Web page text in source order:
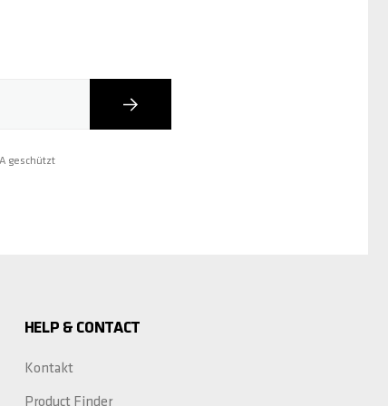
Abonnieren
geschützt
HELP & CONTACT
Kontakt
Product Finder